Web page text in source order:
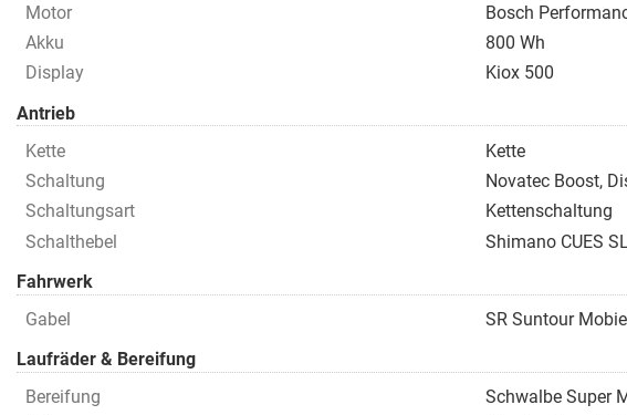
Motor
Bosch
Akku
800 Wh
Display
Kiox 500
Antrieb
Kette
Kette
Schaltung
Novatec Boost,
Schaltungsart
Kettenschaltung
Schalthebel
Shimano CUES
Fahrwerk
Gabel
SR Suntour
Laufräder & Bereifung
Bereifung
Schwalbe Super